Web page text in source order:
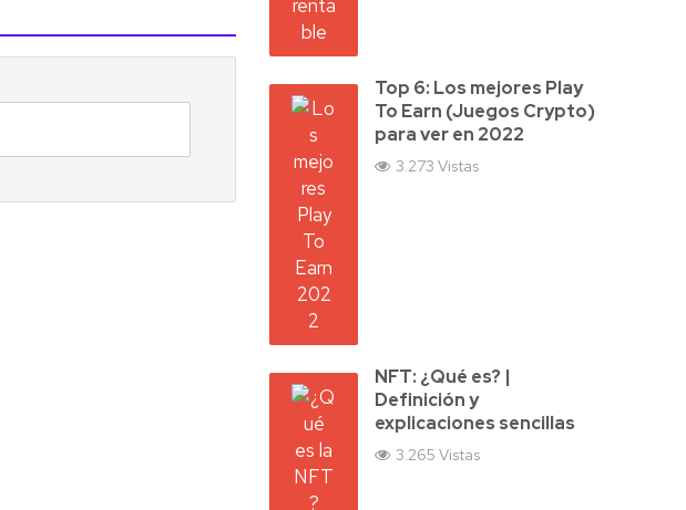
Top 6: Los mejores Play
To Earn (Juegos Crypto)
para ver en 2022
3.273 Vistas
NFT: ¿Qué es? |
Definición y
explicaciones sencillas
3.265 Vistas